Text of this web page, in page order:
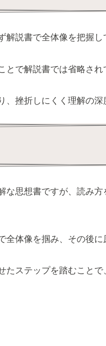
解説書で全体像を把握
とで解説書では省略され
、挫折しにくく理解の深
な思想書ですが、読み
全体像を掴み、その後に
たステップを踏むこと